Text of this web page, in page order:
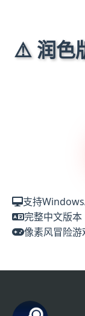
⚠️ 润色
支持
完整中文版本
像素风冒险游